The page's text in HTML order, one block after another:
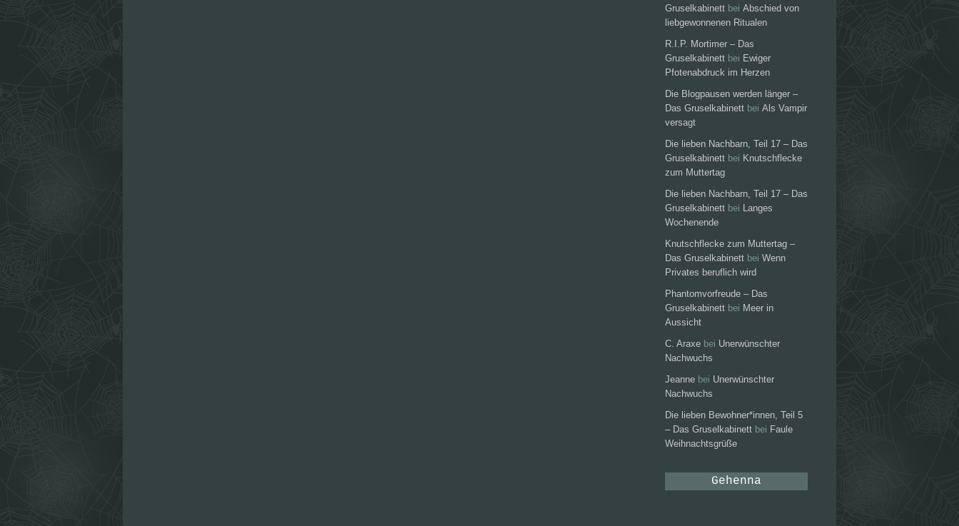
Gruselkabinett bei Abschied von
liebgewonnenen Ritualen
R.I.P. Mortimer – Das
Gruselkabinett bei Ewiger
Pfotenabdruck im Herzen
Die Blogpausen werden länger –
Das Gruselkabinett bei Als Vampir
versagt
Die lieben Nachbarn, Teil 17 – Das
Gruselkabinett bei Knutschflecke
zum Muttertag
Die lieben Nachbarn, Teil 17 – Das
Gruselkabinett bei Langes
Wochenende
Knutschflecke zum Muttertag –
Das Gruselkabinett bei Wenn
Privates beruflich wird
Phantomvorfreude – Das
Gruselkabinett bei Meer in
Aussicht
C. Araxe bei Unerwünschter
Nachwuchs
Jeanne bei Unerwünschter
Nachwuchs
Die lieben Bewohner*innen, Teil 5
– Das Gruselkabinett bei Faule
Weihnachtsgrüße
Gehenna